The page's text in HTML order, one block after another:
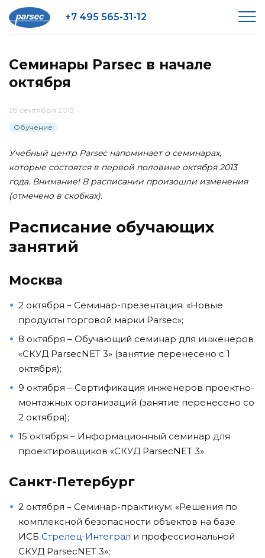
+7 495 565-31-12
Семинары Parsec в начале
октября
28 сентября 2013
Обучение
Учебный центр Parsec напоминает о семинарах,
которые состоятся в первой половине октября 2013
года. Внимание! В расписании произошли изменения
(отмечено в скобках).
Расписание обучающих
занятий
Москва
2 октября – Семинар-презентация: «Новые
продукты торговой марки Parsec»;
8 октября – Обучающий семинар для инженеров
«СКУД ParsecNET 3» (занятие перенесено с 1
октября);
9 октября – Сертификация инженеров проектно-
монтажных организаций (занятие перенесено со
2 октября);
15 октября – Информационный семинар для
проектировщиков «СКУД ParsecNET 3».
Санкт-Петербург
2 октября – Семинар-практикум: «Решения по
комплексной безопасности объектов на базе
ИСБ Стрелец-Интеграл и профессиональной
СКУД ParsecNET 3»;